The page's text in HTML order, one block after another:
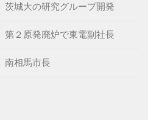
城大の研究グループ開発
第２原発廃炉で東電副社長
南相馬市長